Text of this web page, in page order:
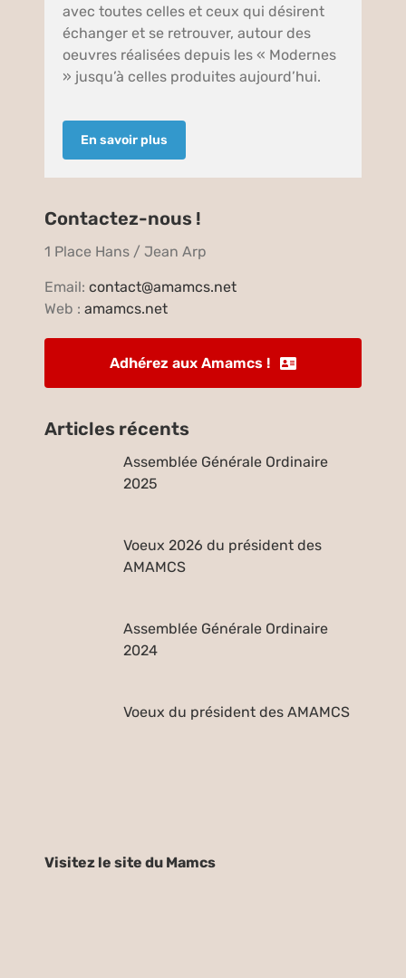
avec toutes celles et ceux qui désirent
échanger et se retrouver, autour des
oeuvres réalisées depuis les « Modernes
» jusqu’à celles produites aujourd’hui.
En savoir plus
Contactez-nous !
1 Place Hans / Jean Arp
Email:contact@amamcs.net
Web :amamcs.net
Adhérez aux Amamcs !
Articles récents
Assemblée Générale Ordinaire
2025
Voeux 2026 du président des
AMAMCS
Assemblée Générale Ordinaire
2024
Voeux du président des AMAMCS
Visitez le site du Mamcs